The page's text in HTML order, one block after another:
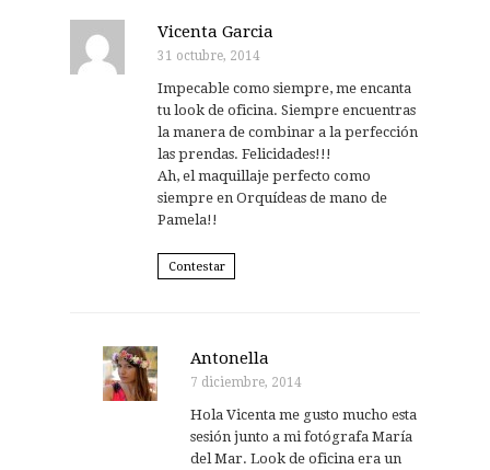
Vicenta Garcia
31 octubre, 2014
Impecable como siempre, me encanta
tu look de oficina. Siempre encuentras
la manera de combinar a la perfección
las prendas. Felicidades!!!
Ah, el maquillaje perfecto como
siempre en Orquídeas de mano de
Pamela!!
Contestar
Antonella
7 diciembre, 2014
Hola Vicenta me gusto mucho esta
sesión junto a mi fotógrafa María
del Mar. Look de oficina era un